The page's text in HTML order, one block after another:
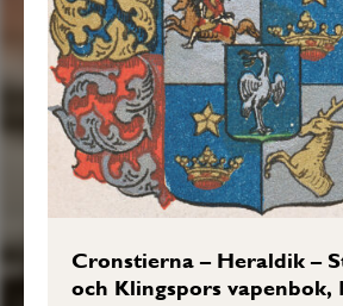
Cronstierna – Heraldik –
och Klingspors vapenbok,